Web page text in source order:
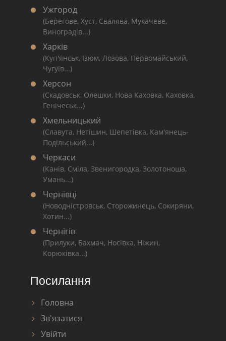
Ужгород
(Берегове, Хуст, Свалява, Мукачеве,
Виноградів...)
Харків
(Куп'янськ, Ізюм, Лозова, Первомайський,
Чугуїв...)
Херсон
(Скадовськ, Олешки, Нова Каховка, Каховка,
Генічеськ...)
Хмельницький
(Славута, Нетішин, Шепетівка, Кам'янець-
Подільський...)
Черкаси
(Канів, Сміла, Звенигородка, Золотоноша,
Умань...)
Чернівці
(Новодністровськ, Сторожинець, Сокиряни,
Хотин...)
Чернігів
(Прилуки, Бахмач, Носівка, Ніжин,
Корюківка...)
Посилання
Головна
Зв'язатися
Увійти